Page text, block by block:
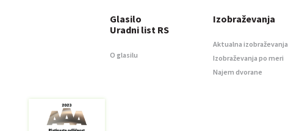
Glasilo
Uradni list RS
O glasilu
Izobraževanja
Aktualna izobraževanja
Izobraževanja po meri
Najem dvorane